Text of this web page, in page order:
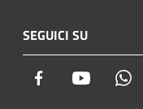
SEGUICI SU
Facebook Youtube